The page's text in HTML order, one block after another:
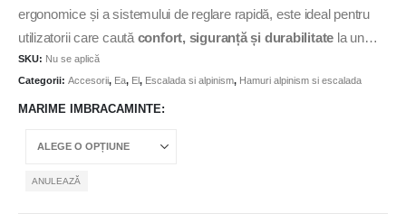
ergonomice și a sistemului de reglare rapidă, este ideal pentru
utilizatorii care cautăconfort, siguranță și durabilitate la un
raport foarte bun calitate-preț.
SKU: Nu se aplică
Categorii: Accesorii, Ea, El, Escalada si alpinism, Hamuri alpinism si escalada
MARIME IMBRACAMINTE
ANULEAZĂ